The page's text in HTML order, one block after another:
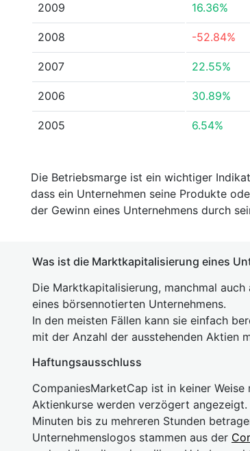
2009 16.36%
2008 -52.84%
2007 22.55%
2006 30.89%
2005 6.54%
Die Betriebsmarge ist ein wichtiger
dass ein Unternehmen seine Produkte
der Gewinn eines Unternehmens durch
Was ist die Marktkapitalisierung eines
Die Marktkapitalisierung, manchmal
eines börsennotierten Unternehmens.
In den meisten Fällen kann sie einfach
mit der Anzahl der ausstehenden Aktien
Haftungsausschluss
CompaniesMarketCap ist in keiner
Aktienkurse werden verzögert
Minuten bis zu mehreren Stunden
Unternehmenslogos stammen aus der